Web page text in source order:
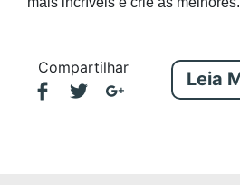
Compartilhar
Leia